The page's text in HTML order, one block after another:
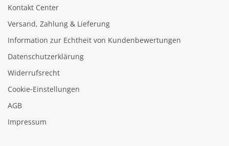
Kontakt Center
Versand, Zahlung & Lieferung
Information zur Echtheit von Kundenbewertungen
Datenschutzerklärung
Widerrufsrecht
Cookie‑Einstellungen
AGB
Impressum